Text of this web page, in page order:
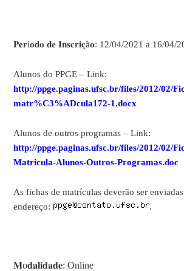
𝐏𝐞𝐫í𝐨𝐝𝐨 𝐝𝐞 𝐈𝐧𝐬𝐜𝐫𝐢𝐜̧ã𝐨: 12/04/2021 a 16/04/
Alunos do PPGE – Link:
http://ppge.paginas.ufsc.br/files/2012/02/
matr%C3%ADcula172-1.docx
Alunos de outros programas – Link:
http://ppge.paginas.ufsc.br/files/2012/02/
Matricula-Alunos-Outros-Programas.doc
As fichas de matrículas deverão ser
endereço:
.
𝐌o𝐝𝐚𝐥𝐢𝐝𝐚𝐝𝐞: Online